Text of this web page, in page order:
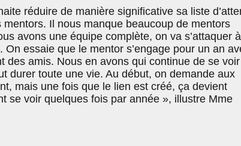
réduire de manière significative sa liste
Il nous manque beaucoup de mentors
avons une équipe complète, on va s’attaquer à
On essaie que le mentor s’engage pour un an
des amis. Nous en avons qui continue de se voir
durer toute une vie. Au début, on demande aux
mais une fois que le lien est créé, ça devient
se voir quelques fois par année », illustre Mme